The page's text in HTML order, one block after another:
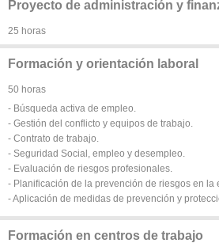
Proyecto de administración y
25 horas
Formación y orientación laboral
50 horas
- Búsqueda activa de empleo.
- Gestión del conflicto y equipos de trabajo.
- Contrato de trabajo.
- Seguridad Social, empleo y desempleo.
- Evaluación de riesgos profesionales.
- Planificación de la prevención de riesgos en la
- Aplicación de medidas de prevención y
Formación en centros de trabajo